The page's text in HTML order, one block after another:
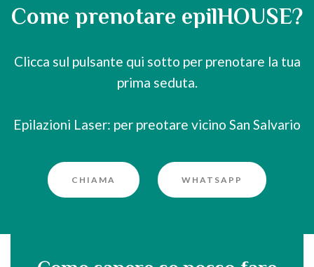
Come prenotare epilHOUSE?
Clicca sul pulsante qui sotto per prenotare la tua
prima seduta.
Epilazioni Laser: per preotare vicino San Salvario
CHIAMA WHATSAPP